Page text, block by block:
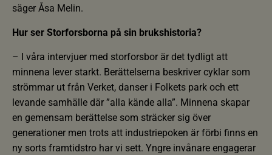
säger Åsa Melin.
Hur ser Storforsborna på sin brukshistoria?
– I våra intervjuer med storforsbor är det tydligt att
minnena lever starkt. Berättelserna beskriver cyklar som
strömmar ut från Verket, danser i Folkets park och ett
levande samhälle där ”alla kände alla”. Minnena skapar
en gemensam berättelse som sträcker sig över
generationer men trots att industriepoken är förbi finns en
ny sorts framtidstro har vi sett. Yngre invånare engagerar